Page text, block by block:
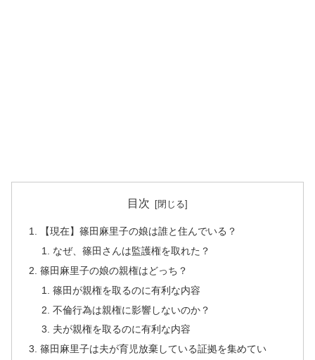
目次
【現在】篠田麻里子の娘は誰と住んでいる？
なぜ、篠田さんは監護権を取れた？
篠田麻里子の娘の親権はどっち？
篠田が親権を取るのに有利な内容
不倫行為は親権に影響しないのか？
夫が親権を取るのに有利な内容
篠田麻里子は夫が育児放棄している証拠を集めてい